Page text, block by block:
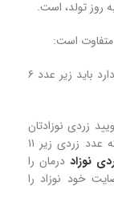
روز تولد، است.
متفاوت است:
زردی نوزاد ۱ روزه و یا نوزادی که ۲۴ ساعت سن دارد باید زیر عدد ۶
زردی نوزادتان
بالا هست و امکان ترخیص ندارید در صورتی که عدد زردی زیر ۱۱
نوزاد درمان را
خود نوزاد را